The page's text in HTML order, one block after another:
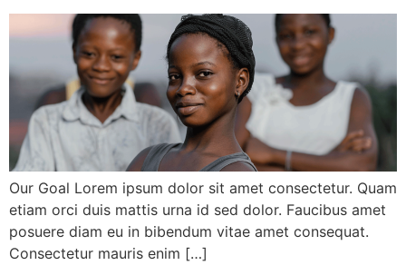
Our Goal Lorem ipsum dolor sit amet consectetur. Quam
etiam orci duis mattis urna id sed dolor. Faucibus amet
posuere diam eu in bibendum vitae amet consequat.
Consectetur mauris enim […]